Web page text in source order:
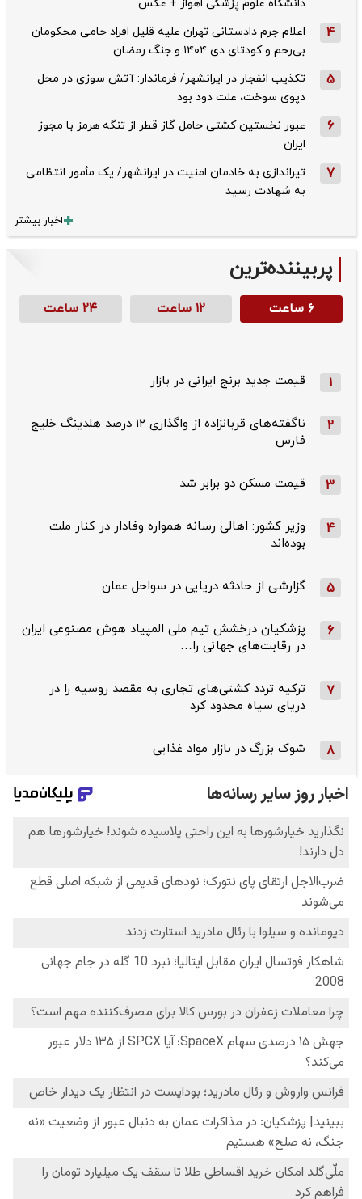
دانشگاه علوم پزشکی اهواز + عکس
4
اعلام جرم دادستانی تهران علیه قلیل افراد حامی محکومان
بی‌رحم و کودتای دی‌ ۱۴۰۴ و جنگ رمضان
5
تکذیب ‌انفجار در ایرانشهر/ فرماندار: آتش سوزی در محل
دپوی سوخت، علت دود بود
6
عبور نخستین کشتی حامل گاز قطر از تنگه هرمز با مجوز
ایران
7
تیراندازی به خادمان امنیت در ایرانشهر/ یک مأمور انتظامی
به شهادت رسید
اخبار بیشتر
پربیننده‌ترین
۶ ساعت ۱۲ ساعت ۲۴ ساعت
1 قیمت جدید برنج ایرانی در بازار
2
ناگفته‌های قربانزاده از واگذاری ۱۲ درصد هلدینگ خلیج
فارس
3 قیمت مسکن دو برابر شد
4
وزیر کشور: اهالی رسانه همواره وفادار در کنار ملت
بوده‌اند
5 گزارشی از حادثه دریایی در سواحل عمان
6
پزشکیان درخشش تیم ملی المپیاد هوش مصنوعی ایران
در رقابت‌های جهانی را…
7
ترکیه تردد کشتی‌های تجاری به مقصد روسیه را در
دریای سیاه محدود کرد
8 شوک بزرگ در بازار مواد غذایی